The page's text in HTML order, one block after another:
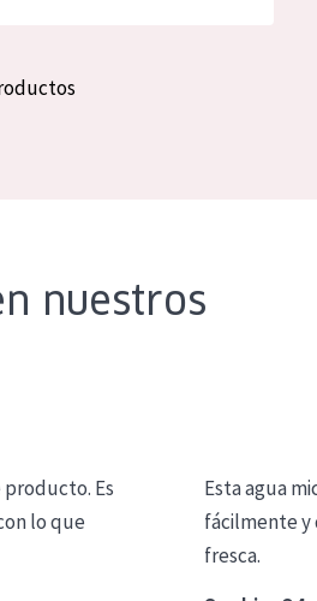
nuestros
Es
lo que
Esta agua
fácilmente y
fresca.